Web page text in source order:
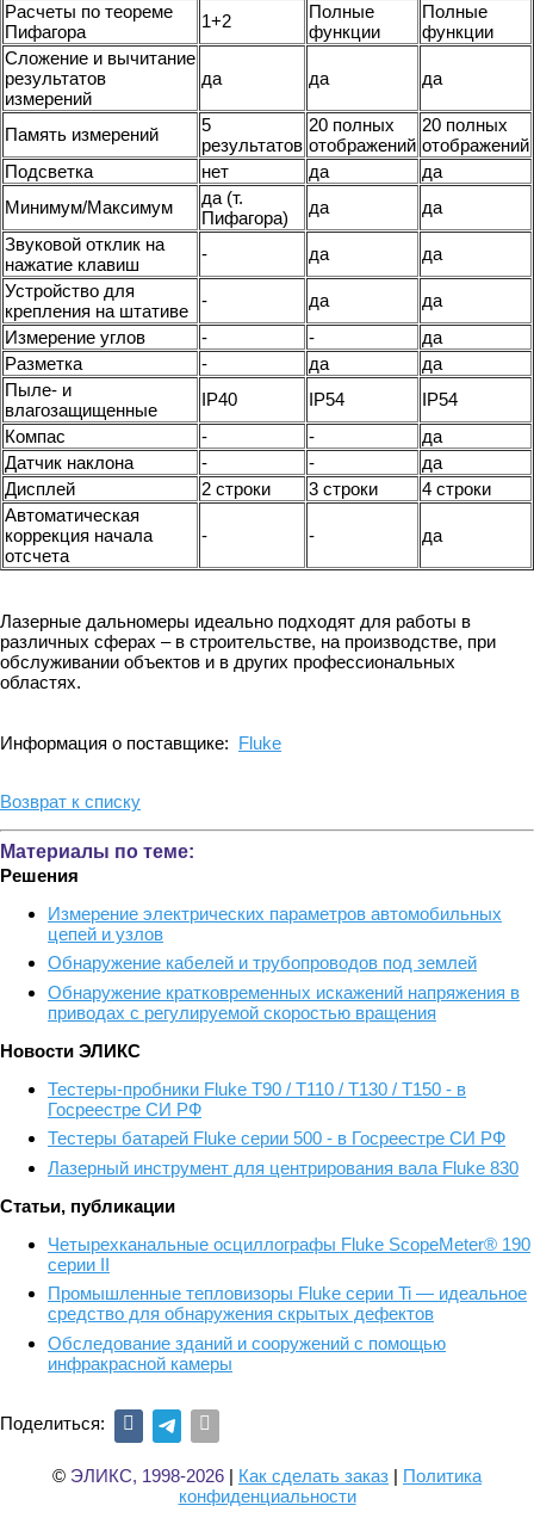
Расчеты по теореме
Пифагора
1+2
Полные
функции
Полные
функции
Сложение и вычитание
результатов
измерений
да да да
Память измерений
5
результатов
20 полных
отображений
20 полных
отображений
Подсветка
нет да
да
Минимум/Максимум
да (т.
Пифагора)
да
да
Звуковой отклик на
нажатие клавиш
- да
да
Устройство для
крепления на штативе
- да
да
Измерение углов
- -
да
Разметка
- да
да
Пыле- и
влагозащищенные
IP40 IP54
IP54
Компас
- -
да
Датчик наклона
- -
да
Дисплей
2 строки 3 строки
4 строки
Автоматическая
коррекция начала
отсчета
- - да
Лазерные дальномеры идеально подходят для работы в
различных сферах – в строительстве, на производстве, при
обслуживании объектов и в других профессиональных
областях.
Информация о поставщике: Fluke
Возврат к списку
Материалы по теме:
Решения
Измерение электрических параметров автомобильных
цепей и узлов
Обнаружение кабелей и трубопроводов под землей
Обнаружение кратковременных искажений напряжения в
приводах с регулируемой скоростью вращения
Новости ЭЛИКС
Тестеры-пробники Fluke T90 / T110 / T130 / T150 - в
Госреестре СИ РФ
Тестеры батарей Fluke серии 500 - в Госреестре СИ РФ
Лазерный инструмент для центрирования вала Fluke 830
Статьи, публикации
Четырехканальные осциллографы Fluke ScopeMeter® 190
серии II
Промышленные тепловизоры Fluke серии Ti — идеальное
средство для обнаружения скрытых дефектов
Обследование зданий и сооружений с помощью
инфракрасной камеры
Поделиться:
© ЭЛИКС, 1998-2026 | Как сделать заказ | Политика
конфиденциальности